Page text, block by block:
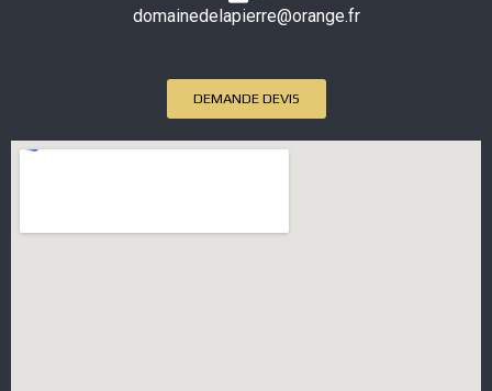
domainedelapierre@orange.fr
DEMANDE DEVIS